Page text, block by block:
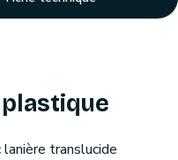
plastique
translucide